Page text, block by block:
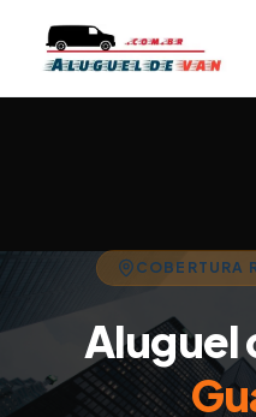
COBERTURA
Aluguel